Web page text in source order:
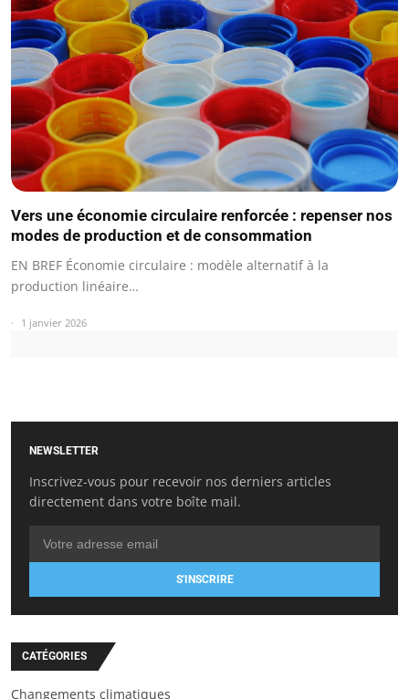
Vers une économie circulaire renforcée : repenser nos
modes de production et de consommation
EN BREF Économie circulaire : modèle alternatif à la
production linéaire…
1 janvier 2026
NEWSLETTER
Inscrivez-vous pour recevoir nos derniers articles
directement dans votre boîte mail.
S'INSCRIRE
CATÉGORIES
Changements climatiques